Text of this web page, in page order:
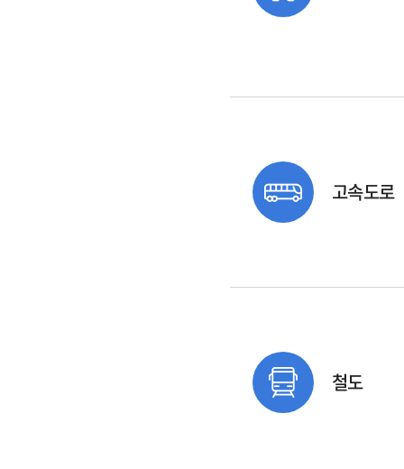
고속도로
철도